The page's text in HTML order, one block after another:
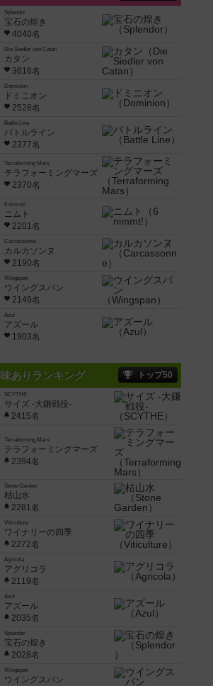
Splendor
宝石の煌き
4040名
Die Siedler von Catan
カタン
3616名
Dominion
ドミニオン
2528名
Battle Line
バトルライン
2377名
Terraforming Mars
テラフォーミングマーズ
2370名
6 nimmt!
ニムト
2201名
Carcassonne
カルカソンヌ
2190名
Wingspan
ウイングスパン
2149名
Azul
アズール
1903名
ありランキング トップ50
SCYTHE
サイズ -大鎌戦役-
2415名
Terraforming Mars
テラフォーミングマーズ
2394名
Stone Garden
枯山水
2281名
Viticulture
ワイナリーの四季
2272名
Agricola
アグリコラ
2119名
Azul
アズール
2035名
Splendor
宝石の煌き
2028名
Wingspan
ウイングスパン